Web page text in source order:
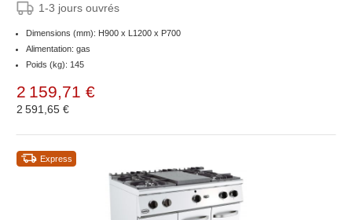
1-3 jours ouvrés
Dimensions (mm): H900 x L1200 x P700
Alimentation: gas
Poids (kg): 145
2 159,71 €
2 591,65 €
Express